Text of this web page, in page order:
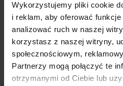
Wykorzystujemy pliki cookie
i reklam, aby oferować funkcje
analizować ruch w naszej
korzystasz z naszej witryny,
społecznościowym,
Partnerzy mogą połączyć te
otrzymanymi od Ciebie lub
OXIDE, +/- CI
77266, CI
CI 15850, CI
Technologia
Na zmatowioną,
paznokcia
krotnie.